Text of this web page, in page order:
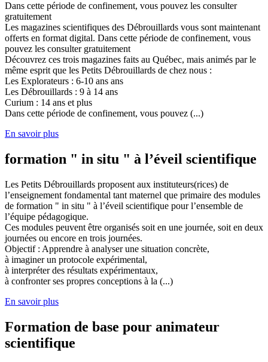
Dans cette période de confinement, vous pouvez les consulter
gratuitement
Les magazines scientifiques des Débrouillards vous sont maintenant
offerts en format digital. Dans cette période de confinement, vous
pouvez les consulter gratuitement
Découvrez ces trois magazines faits au Québec, mais animés par le
même esprit que les Petits Débrouillards de chez nous :
Les Explorateurs : 6-10 ans ans
Les Débrouillards : 9 à 14 ans
Curium : 14 ans et plus
Dans cette période de confinement, vous pouvez (...)
En savoir plus
formation " in situ " à l’éveil scientifique
Les Petits Débrouillards proposent aux instituteurs(rices) de
l’enseignement fondamental tant maternel que primaire des modules
de formation " in situ " à l’éveil scientifique pour l’ensemble de
l’équipe pédagogique.
Ces modules peuvent être organisés soit en une journée, soit en deux
journées ou encore en trois journées.
Objectif : Apprendre à analyser une situation concrète,
à imaginer un protocole expérimental,
à interpréter des résultats expérimentaux,
à confronter ses propres conceptions à la (...)
En savoir plus
Formation de base pour animateur
scientifique